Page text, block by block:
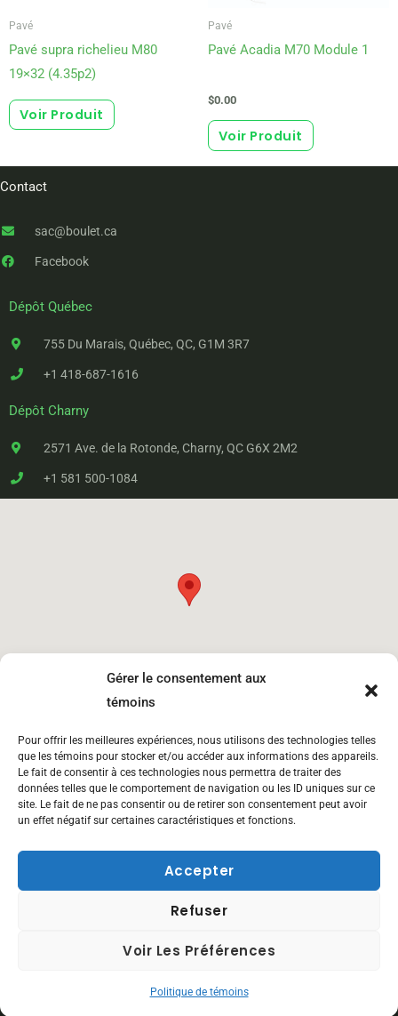
Gérer le consentement aux
témoins
Pour offrir les meilleures expériences, nous utilisons des technologies telles
que les témoins pour stocker et/ou accéder aux informations des appareils.
Le fait de consentir à ces technologies nous permettra de traiter des
données telles que le comportement de navigation ou les ID uniques sur ce
site. Le fait de ne pas consentir ou de retirer son consentement peut avoir
un effet négatif sur certaines caractéristiques et fonctions.
Accepter
Refuser
Voir Les Préférences
Politique de témoins
Pavé
Pavé supra richelieu M80
19×32 (4.35p2)
Voir Produit
Pavé
Pavé Acadia M70 Module 1
$0.00
Voir Produit
choisies
page
du
Contact
sac@boulet.ca
Facebook
Dépôt Québec
755 Du Marais, Québec, QC, G1M 3R7
+1 418-687-1616
Dépôt Charny
2571 Ave. de la Rotonde, Charny, QC G6X 2M2
+1 581 500-1084
Boulet dépôt Charny
2571 Avenue De La Rotonde Lévis